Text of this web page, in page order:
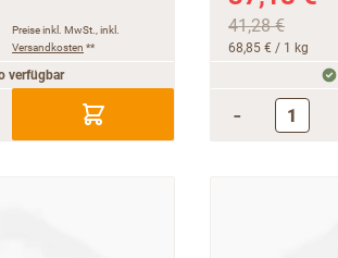
Preise inkl. MwSt., inkl.
Versandkosten **
verfügbar
41,28 €
68,85 € / 1 kg
-